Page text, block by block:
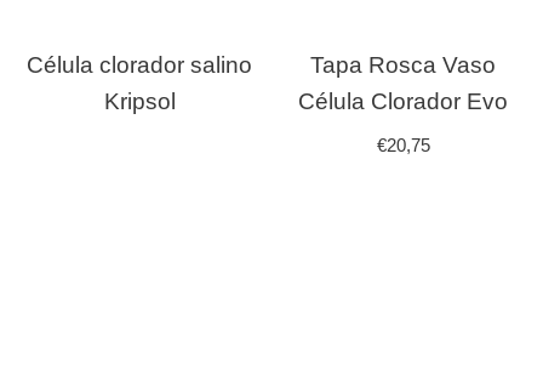
Célula clorador salino
Kripsol
Tapa Rosca Vaso
Célula Clorador Evo
€20,75